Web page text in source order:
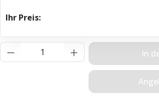
Ihr Preis:
Produkt Anzahl: Gib den In